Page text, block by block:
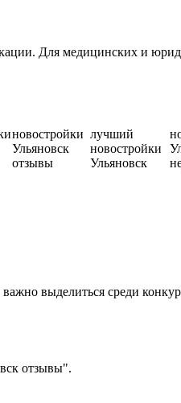
Для медицинских и
новостройки
Ульяновск
отзывы
лучший
новостройки
Ульяновск
выделиться среди
отзывы".